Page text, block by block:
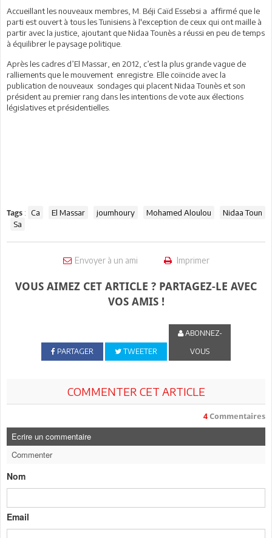
Accueillant les nouveaux membres, M. Béji Caïd Essebsi a affirmé que le
parti est ouvert à tous les Tunisiens à l'exception de ceux qui ont maille à
partir avec la justice, ajoutant que Nidaa Tounès a réussi en peu de temps
à équilibrer le paysage politique.
Après les cadres d’El Massar, en 2012, c’est la plus grande vague de
ralliements que le mouvement enregistre. Elle coïncide avec la
publication de nouveaux sondages qui placent Nidaa Tounès et son
président au premier rang dans les intentions de vote aux élections
législatives et présidentielles.
Tags : Ca El Massar joumhoury Mohamed Aloulou
Nidaa Toun
Sa
Envoyer à un ami Imprimer
VOUS AIMEZ CET ARTICLE ? PARTAGEZ-LE AVEC
VOS AMIS !
PARTAGER TWEETER
ABONNEZ-
VOUS
COMMENTER CET ARTICLE
4 Commentaires
Ecrire un commentaire
Commenter
Nom
Email